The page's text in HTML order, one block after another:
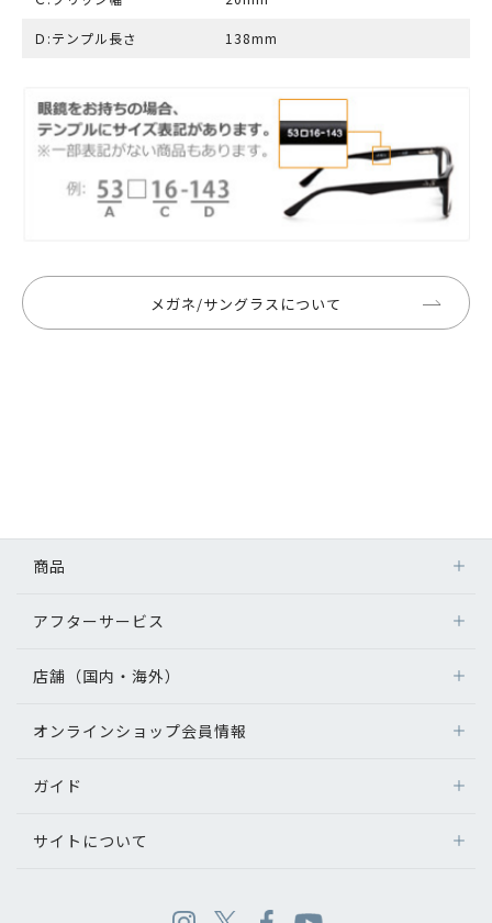
Ｄ:テンプル長さ 138mm
メガネ/サングラスについて
商品
アフターサービス
店舗（国内・海外）
オンラインショップ会員情報
ガイド
サイトについて